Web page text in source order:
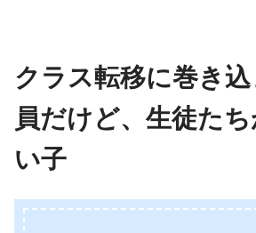
クラス転移に巻き
員だけど、生徒た
い子